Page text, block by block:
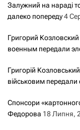
Залужний на нараді
далеко попереду4
Григорий
военным передали
Григорій
військовим передали
Спонсори
Федорова 18 Липня,